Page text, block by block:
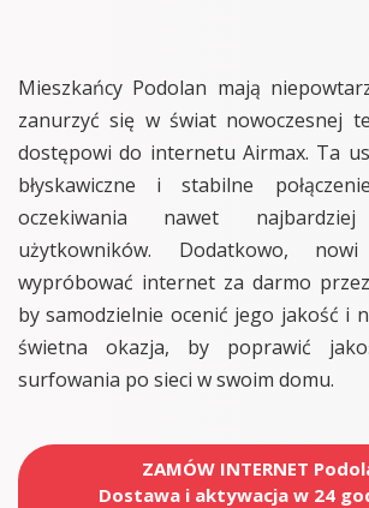
Mieszkańcy Podolan mają
zanurzyć się w świat nowoczesnej
dostępowi do internetu Airmax. Ta
błyskawiczne i stabilne
oczekiwania nawet najbardziej
użytkowników. Dodatkowo,
wypróbować internet za darmo
by samodzielnie ocenić jego jakość i
świetna okazja, by poprawić
surfowania po sieci w swoim domu.
ZAMÓW INTERNET
Dostawa i aktywacja w 24